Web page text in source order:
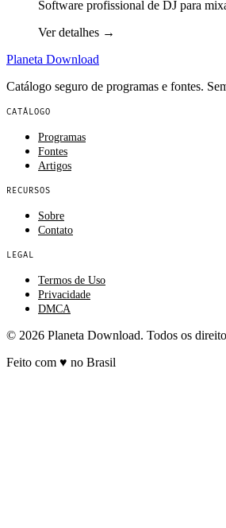
Software profissional de DJ para
Ver detalhes →
Planeta Download
Catálogo seguro de programas e fontes.
CATÁLOGO
Programas
Fontes
Artigos
RECURSOS
Sobre
Contato
LEGAL
Termos de Uso
Privacidade
DMCA
© 2026 Planeta Download. Todos os
Feito com ♥ no Brasil